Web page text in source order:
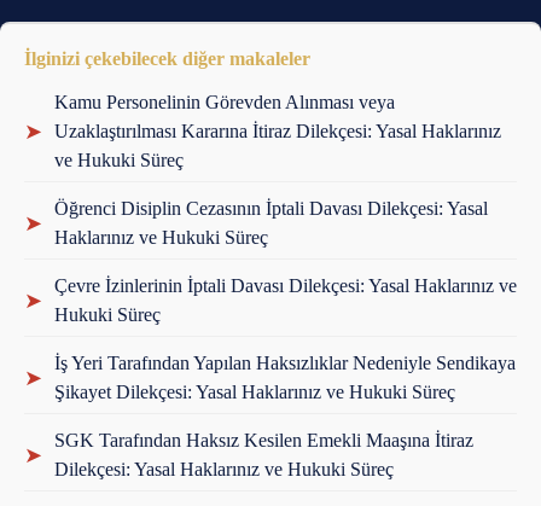
İlginizi çekebilecek diğer makaleler
➤
Kamu Personelinin Görevden Alınması veya
Uzaklaştırılması Kararına İtiraz Dilekçesi: Yasal Haklarınız
ve Hukuki Süreç
➤
Öğrenci Disiplin Cezasının İptali Davası Dilekçesi: Yasal
Haklarınız ve Hukuki Süreç
➤
Çevre İzinlerinin İptali Davası Dilekçesi: Yasal Haklarınız ve
Hukuki Süreç
➤
İş Yeri Tarafından Yapılan Haksızlıklar Nedeniyle Sendikaya
Şikayet Dilekçesi: Yasal Haklarınız ve Hukuki Süreç
➤
SGK Tarafından Haksız Kesilen Emekli Maaşına İtiraz
Dilekçesi: Yasal Haklarınız ve Hukuki Süreç